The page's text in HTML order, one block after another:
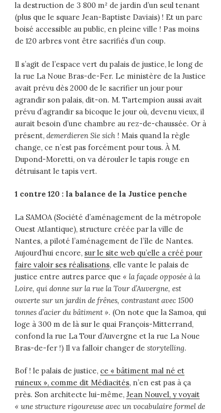
la destruction de 3 800 m² de jardin d’un seul tenant
(plus que le square Jean-Baptiste Daviais) ! Et un parc
boisé accessible au public, en pleine ville ! Pas moins
de 120 arbres vont être sacrifiés d’un coup.
Il s’agit de l’espace vert du palais de justice, le long de
la rue La Noue Bras-de-Fer. Le ministère de la Justice
avait prévu dès 2000 de le sacrifier un jour pour
agrandir son palais, dit-on. M. Tartempion aussi avait
prévu d’agrandir sa bicoque le jour où, devenu vieux, il
aurait besoin d’une chambre au rez-de-chaussée. Or à
présent, demerdieren Sie sich ! Mais quand la règle
change, ce n’est pas forcément pour tous. À M.
Dupond-Moretti, on va dérouler le tapis rouge en
détruisant le tapis vert.
1 contre 120 : la balance de la Justice penche
La SAMOA (Société d’aménagement de la métropole
Ouest Atlantique), structure créée par la ville de
Nantes, a piloté l’aménagement de l’île de Nantes.
Aujourd’hui encore, sur le site web qu’elle a créé pour
faire valoir ses réalisations, elle vante le palais de
justice entre autres parce que « la façade opposée à la
Loire, qui donne sur la rue la Tour d’Auvergne, est
ouverte sur un jardin de frênes, contrastant avec 1500
tonnes d’acier du bâtiment ». (On note que la Samoa, qui
loge à 300 m de là sur le quai François-Mitterrand,
confond la rue La Tour d’Auvergne et la rue La Noue
Bras-de-fer !) Il va falloir changer de storytelling.
Bof ! le palais de justice, ce « bâtiment mal né et
ruineux », comme dit Médiacités, n’en est pas à ça
près. Son architecte lui-même, Jean Nouvel, y voyait
« une structure rigoureuse avec un vocabulaire formel de